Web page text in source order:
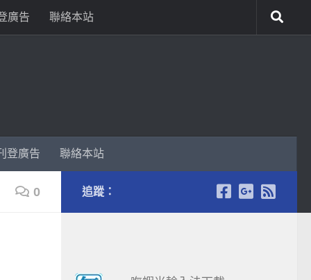
廣告 聯絡本站
登廣告 聯絡本站
0 追蹤：